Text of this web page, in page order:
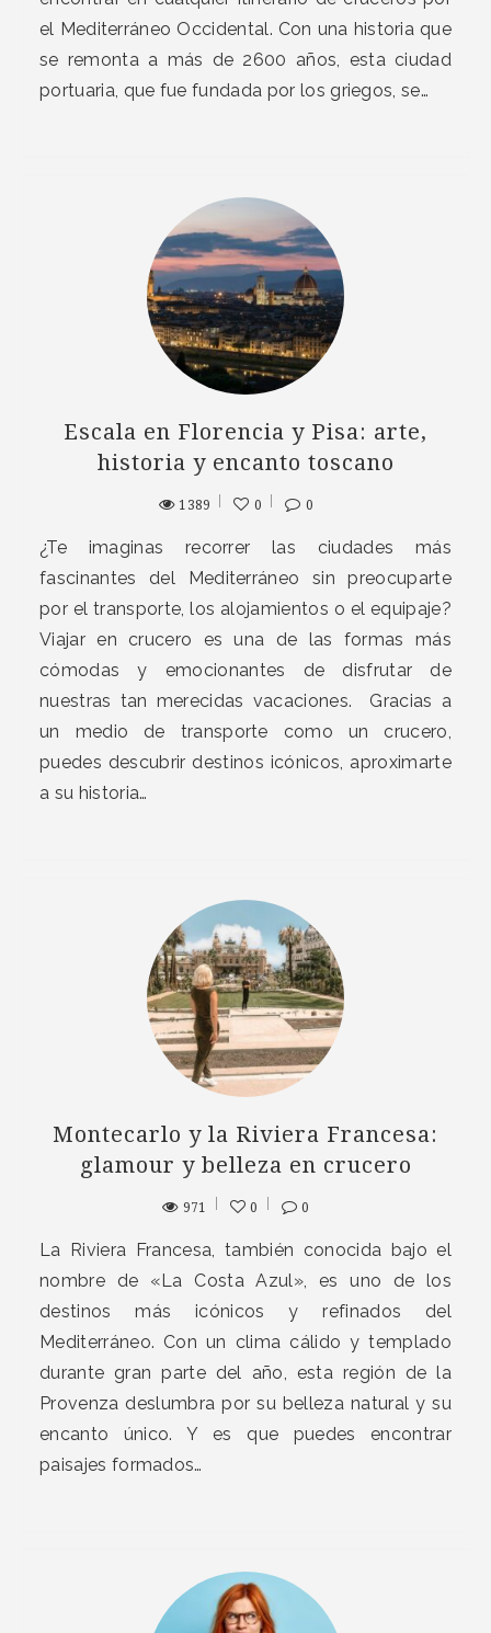
el Mediterráneo Occidental. Con una historia que
se remonta a más de 2600 años, esta ciudad
portuaria, que fue fundada por los griegos, se…
Escala en Florencia y Pisa: arte,
historia y encanto toscano
1389 0 0
¿Te imaginas recorrer las ciudades más
fascinantes del Mediterráneo sin preocuparte
por el transporte, los alojamientos o el equipaje?
Viajar en crucero es una de las formas más
cómodas y emocionantes de disfrutar de
nuestras tan merecidas vacaciones. Gracias a
un medio de transporte como un crucero,
puedes descubrir destinos icónicos, aproximarte
a su historia…
Montecarlo y la Riviera Francesa:
glamour y belleza en crucero
971 0 0
La Riviera Francesa, también conocida bajo el
nombre de «La Costa Azul», es uno de los
destinos más icónicos y refinados del
Mediterráneo. Con un clima cálido y templado
durante gran parte del año, esta región de la
Provenza deslumbra por su belleza natural y su
encanto único. Y es que puedes encontrar
paisajes formados…